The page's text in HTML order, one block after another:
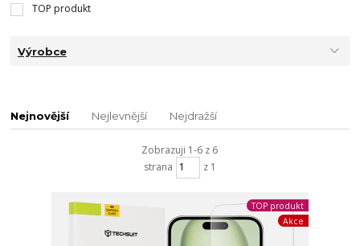
TOP produkt
Výrobce
Nejnovější Nejlevnější Nejdražší
Zobrazuji 1-6 z 6
strana
z 1
TOP produkt
Akce